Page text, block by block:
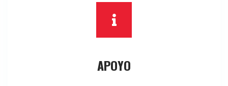
APOYO